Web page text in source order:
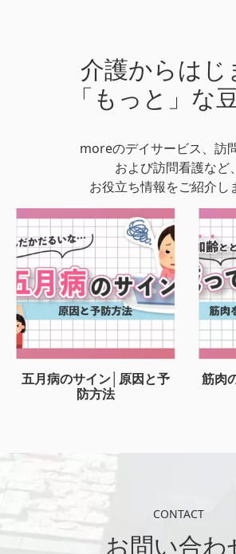
介護からはじ
「もっと」な
moreのデイサービス、訪問
および訪問看護など、
お役立ち情報をご紹介し
五月病のサイン│原因と予
防方法
筋肉
CONTACT
お問い合わ